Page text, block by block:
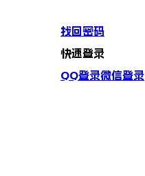
找回密码
快速登录
QQ登录微信登录